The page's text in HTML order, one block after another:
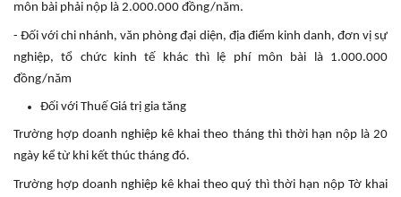
môn bài phải nộp là 2.000.000 đồng/năm.
- Đối với chi nhánh, văn phòng đại diện, địa điểm kinh danh, đơn vị sự
nghiệp, tổ chức kinh tế khác thì lệ phí môn bài là 1.000.000
đồng/năm
Đối với Thuế Giá trị gia tăng
Trường hợp doanh nghiệp kê khai theo tháng thì thời hạn nộp là 20
ngày kể từ khi kết thúc tháng đó.
Trường hợp doanh nghiệp kê khai theo quý thì thời hạn nộp Tờ khai